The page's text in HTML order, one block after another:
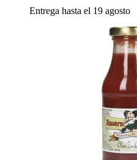
Entrega hasta el 19 agosto